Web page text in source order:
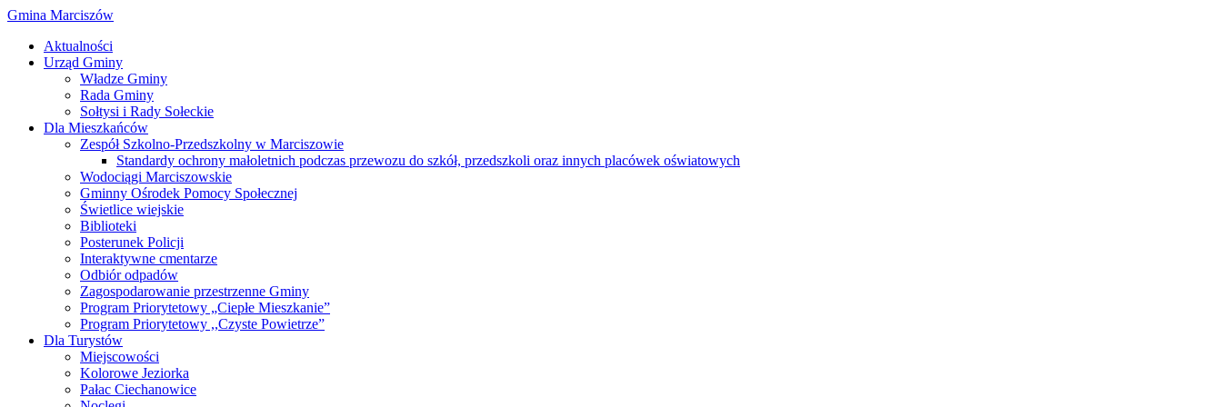
Gmina Marciszów
Aktualności
Urząd Gminy
Władze Gminy
Rada Gminy
Sołtysi i Rady Sołeckie
Dla Mieszkańców
Zespół Szkolno-Przedszkolny w Marciszowie
Standardy ochrony małoletnich podczas przewozu do szkół, przedszkoli oraz innych placówek oświatowych
Wodociągi Marciszowskie
Gminny Ośrodek Pomocy Społecznej
Świetlice wiejskie
Biblioteki
Posterunek Policji
Interaktywne cmentarze
Odbiór odpadów
Zagospodarowanie przestrzenne Gminy
Program Priorytetowy „Ciepłe Mieszkanie”
Program Priorytetowy ,,Czyste Powietrze”
Dla Turystów
Miejscowości
Kolorowe Jeziorka
Pałac Ciechanowice